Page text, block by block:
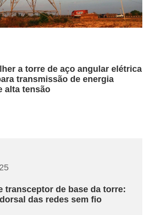
a torre de aço angular elétrica
transmissão de energia
alta tensão
transceptor de base da torre:
das redes sem fio